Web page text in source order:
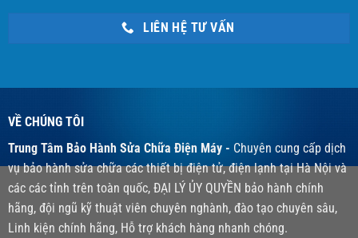
LIÊN HỆ TƯ VẤN
VỀ CHÚNG TÔI
Trung Tâm Bảo Hành Sửa Chữa Điện Máy - Chuyên cung cấp dịch
vụ bảo hành sửa chữa các thiết bị điện tử, điện lạnh tại Hà Nội và
các các tỉnh trên toàn quốc, ĐẠI LÝ ỦY QUYỀN bảo hành chính
hãng, đội ngũ kỹ thuật viên chuyên nghành, đào tạo chuyên sâu,
Linh kiện chính hãng, Hỗ trợ khách hàng nhanh chóng.